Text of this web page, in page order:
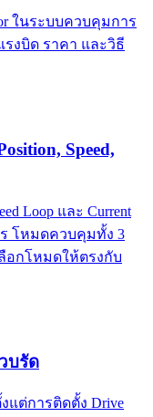
ในระบบควบคุมการ
รงบิด ราคา และวิธี
Speed,
Loop และ Current
ร โหมดควบคุมทั้ง 3
ลือกโหมดให้ตรงกับ
บรัด
งแต่การติดตั้ง Drive